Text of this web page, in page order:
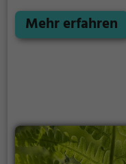
Möglichkeiten zur
Mehr erfahren